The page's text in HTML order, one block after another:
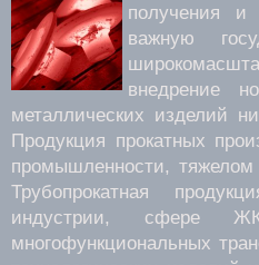
получения и
важную
внедрение
металлических изделий
Продукция прокатных
промышленности,
Трубопрокатная
индустрии, сфере
многофункциональных